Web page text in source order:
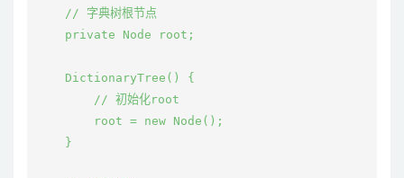
    // 字典树根节点
    private Node root;
    DictionaryTree() {
        // 初始化root
        root = new Node();
    }